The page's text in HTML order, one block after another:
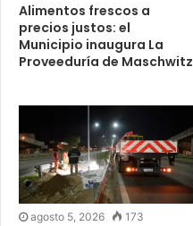
Alimentos frescos a
precios justos: el
Municipio inaugura La
Proveeduría de Maschwitz
agosto 5, 2026 173